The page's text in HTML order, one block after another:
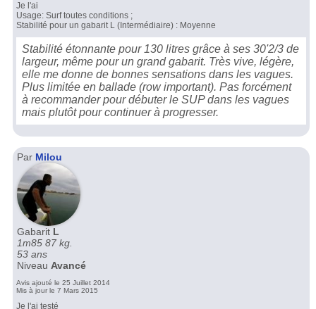
Je l'ai
Usage: Surf toutes conditions ;
Stabilité pour un gabarit L (Intermédiaire) : Moyenne
Stabilité étonnante pour 130 litres grâce à ses 30'2/3 de
largeur, même pour un grand gabarit. Très vive, légère,
elle me donne de bonnes sensations dans les vagues.
Plus limitée en ballade (row important). Pas forcément
à recommander pour débuter le SUP dans les vagues
mais plutôt pour continuer à progresser.
Par Milou
Gabarit L
1m85 87 kg.
53 ans
Niveau Avancé
Avis ajouté le 25 Juillet 2014
Mis à jour le 7 Mars 2015
Je l'ai testé